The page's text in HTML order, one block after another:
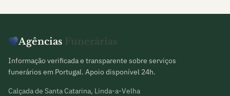
Agências Funerárias
Informação verificada e transparente sobre serviços
funerários em Portugal. Apoio disponível 24h.
Calçada de Santa Catarina, Linda-a-Velha